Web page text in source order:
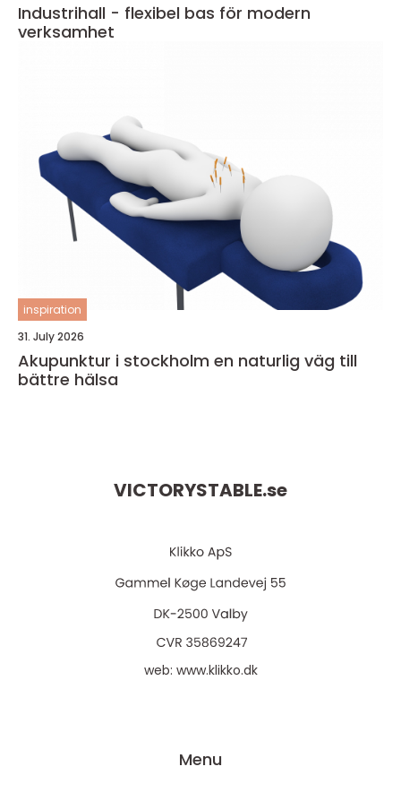
Industrihall - flexibel bas för modern
verksamhet
inspiration
31. July 2026
Akupunktur i stockholm en naturlig väg till
bättre hälsa
VICTORYSTABLE.se
web: www.klikko.dk
Menu